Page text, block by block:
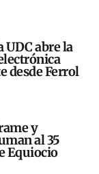
UDC abre la
desde Ferrol
y
al 35
Equiocio